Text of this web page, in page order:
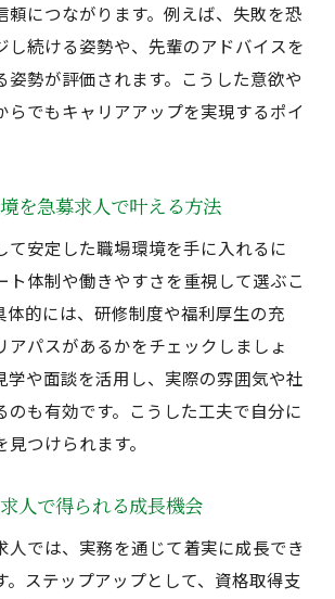
募集が未来の安定につながる理由
叶える安定した職場環境の探し方
験大歓迎求人で安定環境を見極め
験者に適した職場条件とは何か
る環境を急募求人で見つける方法
験歓迎求人の職場選びのポイント
集と職場の安定性の関係を解説
の配管求人が注目される理由とは
験大歓迎求人が急増する背景とは
集で未経験者が求められる理由
が配管業界で注目される理由
歓迎が職場の多様性を生む要因
験大歓迎求人の将来性と安定性
頼につながります。例えば、失敗を恐
し続ける姿勢や、先輩のアドバイスを
姿勢が評価されます。こうした意欲や
らでもキャリアアップを実現するポイ
を急募求人で叶える方法
て安定した職場環境を手に入れるに
ト体制や働きやすさを重視して選ぶこ
体的には、研修制度や福利厚生の充
アパスがあるかをチェックしましょ
学や面談を活用し、実際の雰囲気や社
のも有効です。こうした工夫で自分に
つけられます。
人で得られる成長機会
人では、実務を通じて着実に成長でき
。ステップアップとして、資格取得支